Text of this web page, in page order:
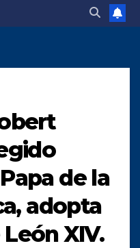
de la
adopta
XIV.